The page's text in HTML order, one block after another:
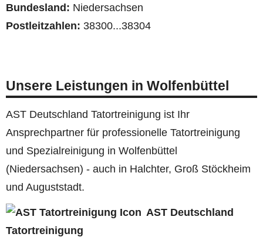
Bundesland: Niedersachsen
Postleitzahlen: 38300...38304
Unsere Leistungen in Wolfenbüttel
AST Deutschland Tatortreinigung ist Ihr
Ansprechpartner für professionelle Tatortreinigung
und Spezialreinigung in Wolfenbüttel
(Niedersachsen) - auch in Halchter, Groß Stöckheim
und Auguststadt.
AST Deutschland
Tatortreinigung